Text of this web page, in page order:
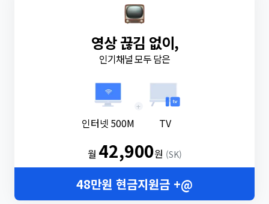
영상 끊김 없이,
인기채널 모두 담은
인터넷 500M
+
TV
월 42,900원 (SK)
48만원 현금지원금 +@